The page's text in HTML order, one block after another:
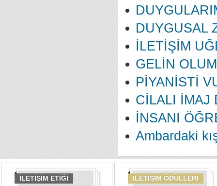
DUYGUSAL
İLETİŞİM
GELİN
PİYANİSTİ
CİLALI İMAJ
İNSANI
Ambardaki
İLETİŞİM ETİĞİ İLETİŞİM ÖDÜLLERİ